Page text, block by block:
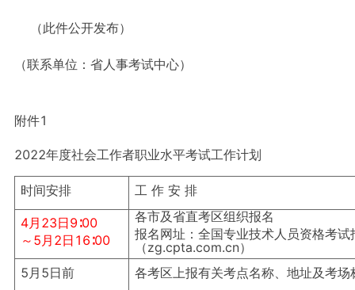
（此件公开发布）
（联系单位：省人事考试中心）
附件1
2022年度社会工作者职业水平考试工作计划
时间安排 工 作 安 排
4月23日9∶00
～5月2日16∶00
各市及省直考区组织报名
报名网址：全国专业技术人员资格考试
（zg.cpta.com.cn）
5月5日前
各考区上报有关考点名称、地址及考场